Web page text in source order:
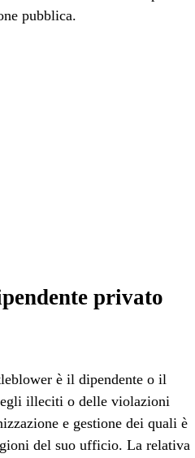
pubblica.
privato
è il dipendente o il
illeciti o delle violazioni
e gestione dei quali è
del suo ufficio. La relativa